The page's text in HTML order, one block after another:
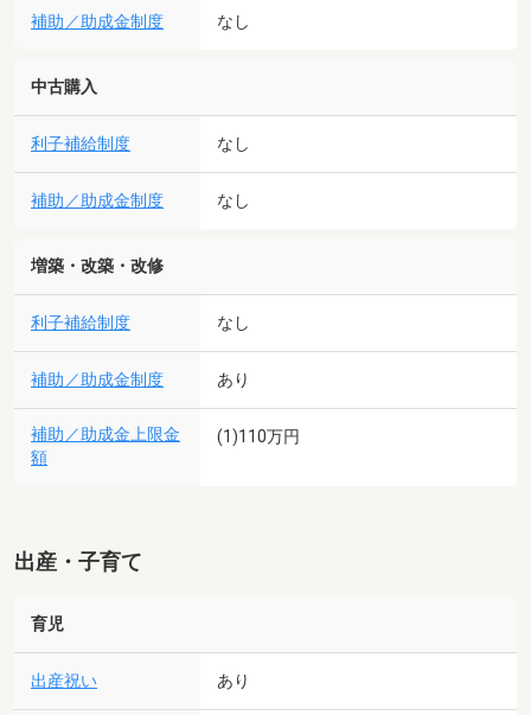
補助／助成金制度 なし
中古購入
利子補給制度 なし
補助／助成金制度 なし
増築・改築・改修
利子補給制度 なし
補助／助成金制度 あり
補助／助成金上限金
額
(1)110万円
出産・子育て
育児
出産祝い あり